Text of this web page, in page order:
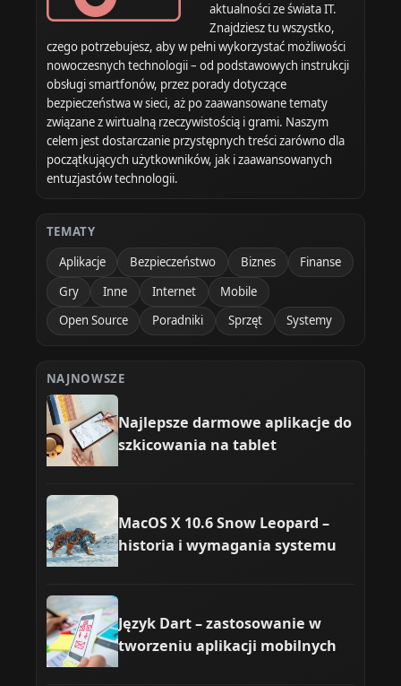
aktualności ze świata IT.
Znajdziesz tu wszystko,
czego potrzebujesz, aby w pełni wykorzystać możliwości
nowoczesnych technologii – od podstawowych instrukcji
obsługi smartfonów, przez porady dotyczące
bezpieczeństwa w sieci, aż po zaawansowane tematy
związane z wirtualną rzeczywistością i grami. Naszym
celem jest dostarczanie przystępnych treści zarówno dla
początkujących użytkowników, jak i zaawansowanych
entuzjastów technologii.
TEMATY
Aplikacje
Bezpieczeństwo Biznes
Finanse
Gry
Inne Internet
Mobile
Open Source
Poradniki Sprzęt Systemy
NAJNOWSZE
Najlepsze darmowe aplikacje do
szkicowania na tablet
MacOS X 10.6 Snow Leopard –
historia i wymagania systemu
Język Dart – zastosowanie w
tworzeniu aplikacji mobilnych